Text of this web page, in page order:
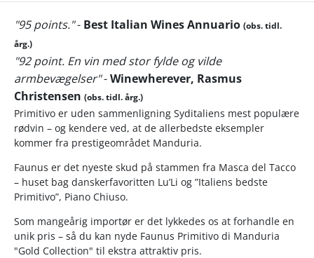
"95 points."- Best Italian Wines Annuario (obs. tidl.
årg.)
"92 point. En vin med stor fylde og vilde
armbevægelser"-Winewherever, Rasmus
Christensen (obs. tidl. årg.)
Primitivo er uden sammenligning Syditaliens mest populære
rødvin – og kendere ved, at de allerbedste eksempler
kommer fra prestigeområdet Manduria.
Faunus er det nyeste skud på stammen fra Masca del Tacco
– huset bag danskerfavoritten Lu’Li og ”Italiens bedste
Primitivo”, Piano Chiuso.
Som mangeårig importør er det lykkedes os at forhandle en
unik pris – så du kan nyde Faunus Primitivo di Manduria
"Gold Collection" til ekstra attraktiv pris.